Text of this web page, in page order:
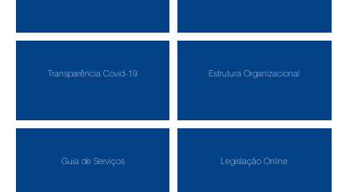
Transparência Covid-19 Estrutura Organizacional
Guia de Serviços Legislação Online